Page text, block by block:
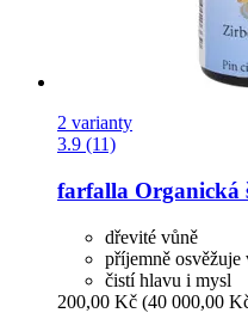
2 varianty
3.9 (11)
farfalla Organická
dřevité vůně
příjemně osvěžuje
čistí hlavu i mysl
200,00 Kč (40 000,00